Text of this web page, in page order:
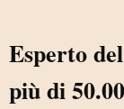
Esperto
più di